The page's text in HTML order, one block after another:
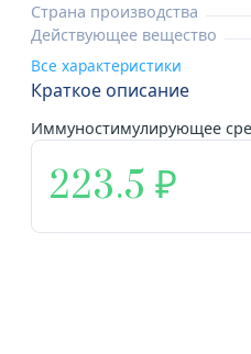
Страна производства
Действующее вещество
Все характеристики
Краткое описание
Иммуностимулирующее
223.5